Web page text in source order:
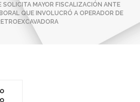
SOLICITA MAYOR FISCALIZACIÓN ANTE
QUE INVOLUCRÓ A OPERADOR DE